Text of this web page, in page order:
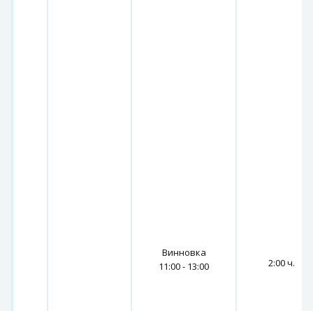
Винновка
11:00 - 13:00
2:00 ч.